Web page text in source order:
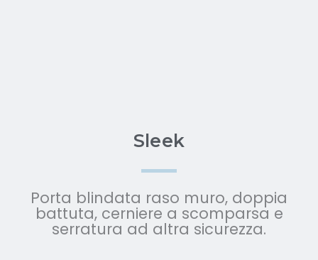
Sleek
Porta blindata raso muro, doppia
battuta, cerniere a scomparsa e
serratura ad altra sicurezza.